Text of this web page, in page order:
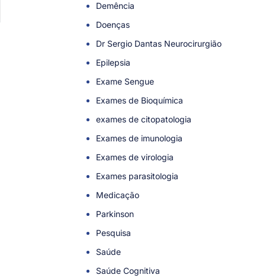
Demência
Doenças
Dr Sergio Dantas Neurocirurgião
Epilepsia
Exame Sengue
Exames de Bioquímica
exames de citopatologia
Exames de imunologia
Exames de virologia
Exames parasitologia
Medicação
Parkinson
Pesquisa
Saúde
Saúde Cognitiva